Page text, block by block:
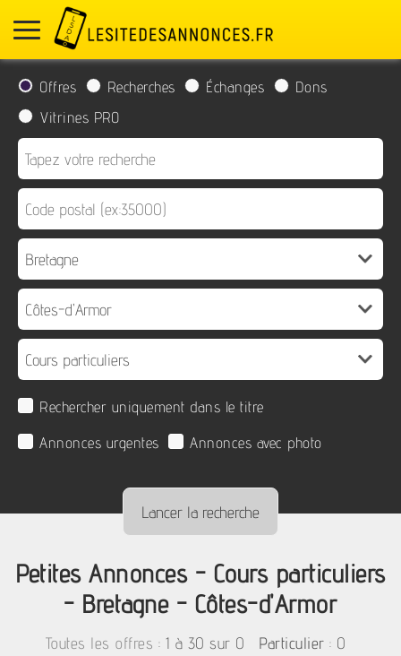
Offres Recherches Échanges
Dons
Vitrines PRO
Rechercher uniquement dans le titre
Annonces urgentes
Annonces avec photo
Petites Annonces - Cours particuliers
- Bretagne - Côtes-d'Armor
Toutes les offres : 1 à 30 sur 0 Particulier : 0